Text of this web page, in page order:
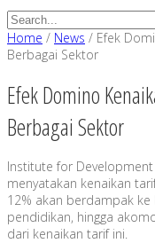
Home / News / Efek
Berbagai Sektor
Efek Domino
Berbagai Sektor
Institute for Development
menyatakan kenaikan
12% akan berdampak
pendidikan, hingga
dari kenaikan tarif ini.